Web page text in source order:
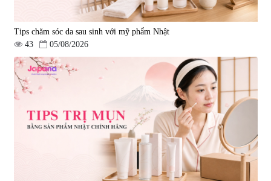
Tips chăm sóc da sau sinh với mỹ phẩm Nhật
43
05/08/2026